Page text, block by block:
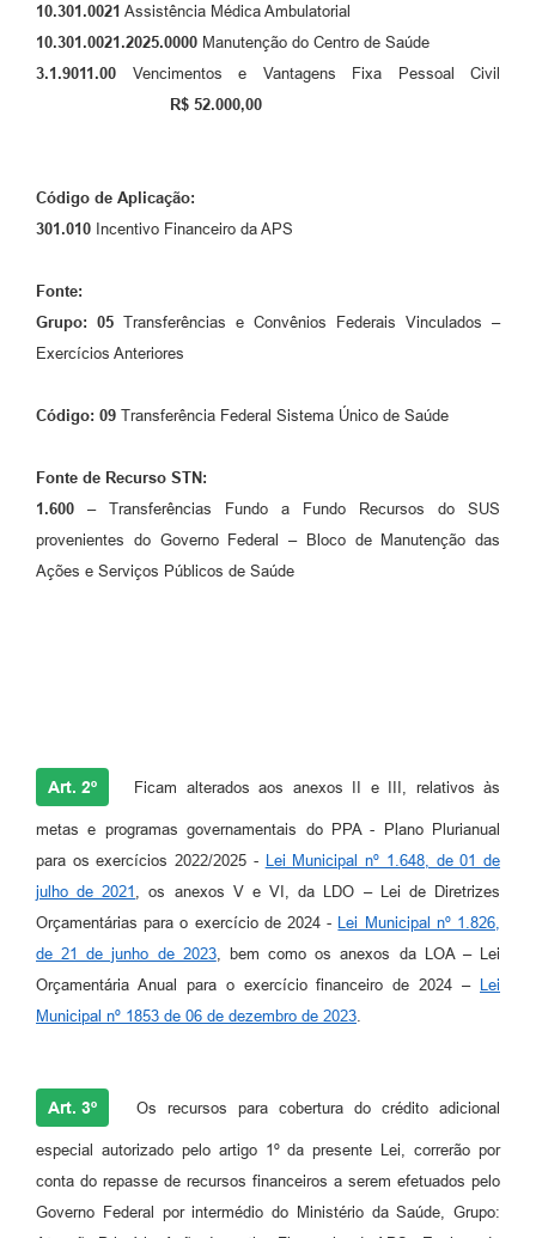
10.301.0021 Assistência Médica Ambulatorial
10.301.0021.2025.0000 Manutenção do Centro de Saúde
3.1.9011.00 Vencimentos e Vantagens Fixa Pessoal Civil
R$ 52.000,00
Código de Aplicação:
301.010 Incentivo Financeiro da APS
Fonte:
Grupo: 05 Transferências e Convênios Federais Vinculados –
Exercícios Anteriores
Código: 09 Transferência Federal Sistema Único de Saúde
Fonte de Recurso STN:
1.600 – Transferências Fundo a Fundo Recursos do SUS
provenientes do Governo Federal – Bloco de Manutenção das
Ações e Serviços Públicos de Saúde
Art. 2º Ficam alterados aos anexos II e III, relativos às
metas e programas governamentais do PPA - Plano Plurianual
para os exercícios 2022/2025 -
Lei Municipal nº 1.648, de 01 de
julho de 2021
, os anexos V e VI, da LDO – Lei de Diretrizes
Orçamentárias para o exercício de 2024 -
Lei Municipal nº 1.826,
de 21 de junho de 2023, bem como os anexos da LOA – Lei
Orçamentária Anual para o exercício financeiro de 2024 –
Lei
Municipal nº 1853 de 06 de dezembro de 2023
Art. 3º Os recursos para cobertura do crédito adicional
especial autorizado pelo artigo 1º da presente Lei, correrão por
conta do repasse de recursos financeiros a serem efetuados pelo
Governo Federal por intermédio do Ministério da Saúde, Grupo: